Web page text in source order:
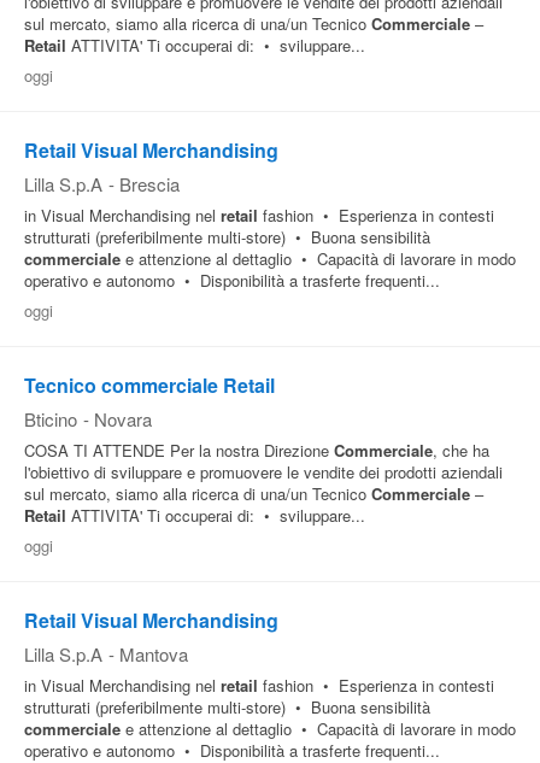
sul mercato, siamo alla ricerca di una/un Tecnico Commerciale –
Retail ATTIVITA' Ti occuperai di: • sviluppare...
oggi
Retail Visual Merchandising
Lilla S.p.A - Brescia
in Visual Merchandising nel retail fashion • Esperienza in contesti
strutturati (preferibilmente multi-store) • Buona sensibilità
commerciale e attenzione al dettaglio • Capacità di lavorare in modo
operativo e autonomo • Disponibilità a trasferte frequenti...
oggi
Tecnico commerciale Retail
Bticino - Novara
COSA TI ATTENDE Per la nostra Direzione Commerciale, che ha
l'obiettivo di sviluppare e promuovere le vendite dei prodotti aziendali
sul mercato, siamo alla ricerca di una/un Tecnico Commerciale –
Retail ATTIVITA' Ti occuperai di: • sviluppare...
oggi
Retail Visual Merchandising
Lilla S.p.A - Mantova
in Visual Merchandising nel retail fashion • Esperienza in contesti
strutturati (preferibilmente multi-store) • Buona sensibilità
commerciale e attenzione al dettaglio • Capacità di lavorare in modo
operativo e autonomo • Disponibilità a trasferte frequenti...